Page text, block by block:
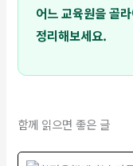
어느 교육원을 골
정리해보세요.
함께 읽으면 좋은 글